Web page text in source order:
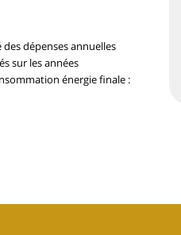
dépenses annuelles
sur les années
énergie finale :